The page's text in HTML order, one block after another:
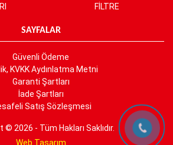
FİLTRE
SAYFALAR
Güvenli Ödeme
KVKK Aydınlatma Metni
Garanti Şartları
İade Şartları
Satış Sözleşmesi
© 2026 - Tüm Hakları Saklıdır.
Web Tasarım